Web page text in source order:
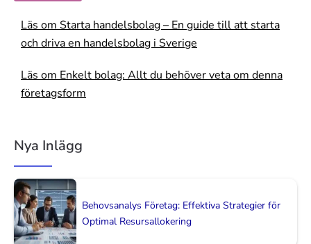
Läs om Starta handelsbolag – En guide till att starta
och driva en handelsbolag i Sverige
Läs om Enkelt bolag: Allt du behöver veta om denna
företagsform
Nya Inlägg
Behovsanalys Företag: Effektiva Strategier för
Optimal Resursallokering